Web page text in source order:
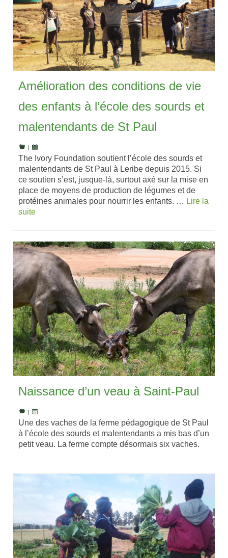
Amélioration des conditions de vie
des enfants à l’école des sourds et
malentendants de St Paul
The Ivory Foundation soutient l’école des sourds et
malentendants de St Paul à Leribe depuis 2015. Si
ce soutien s’est, jusque-là, surtout axé sur la mise en
place de moyens de production de légumes et de
protéines animales pour nourrir les enfants. … Lire la
suite
Naissance d’un veau à Saint-Paul
|
Une des vaches de la ferme pédagogique de St Paul
à l’école des sourds et malentendants a mis bas d’un
petit veau. La ferme compte désormais six vaches.